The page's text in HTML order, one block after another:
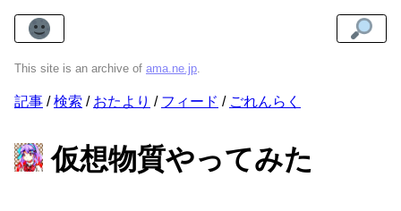
This site is an archive of ama.ne.jp.
記事 検索 おたより フィード ごれんらく
仮想物質やってみた